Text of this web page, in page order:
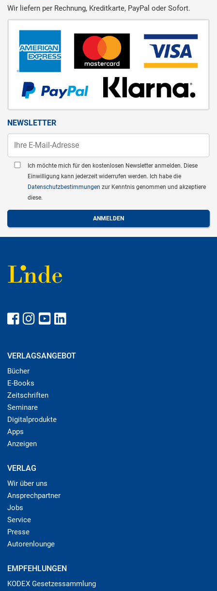
Wir liefern per Rechnung, Kreditkarte, PayPal oder Sofort.
NEWSLETTER
Ich möchte mich für den kostenlosen Newsletter anmelden. Diese
Einwilligung kann jederzeit widerrufen werden. Ich habe die
Datenschutzbestimmungen zur Kenntnis genommen und akzeptiere
diese.
VERLAGSANGEBOT
Bücher
E-Books
Zeitschriften
Seminare
Digitalprodukte
Apps
Anzeigen
VERLAG
Wir über uns
Ansprechpartner
Jobs
Service
Presse
Autorenlounge
EMPFEHLUNGEN
KODEX Gesetzessammlung